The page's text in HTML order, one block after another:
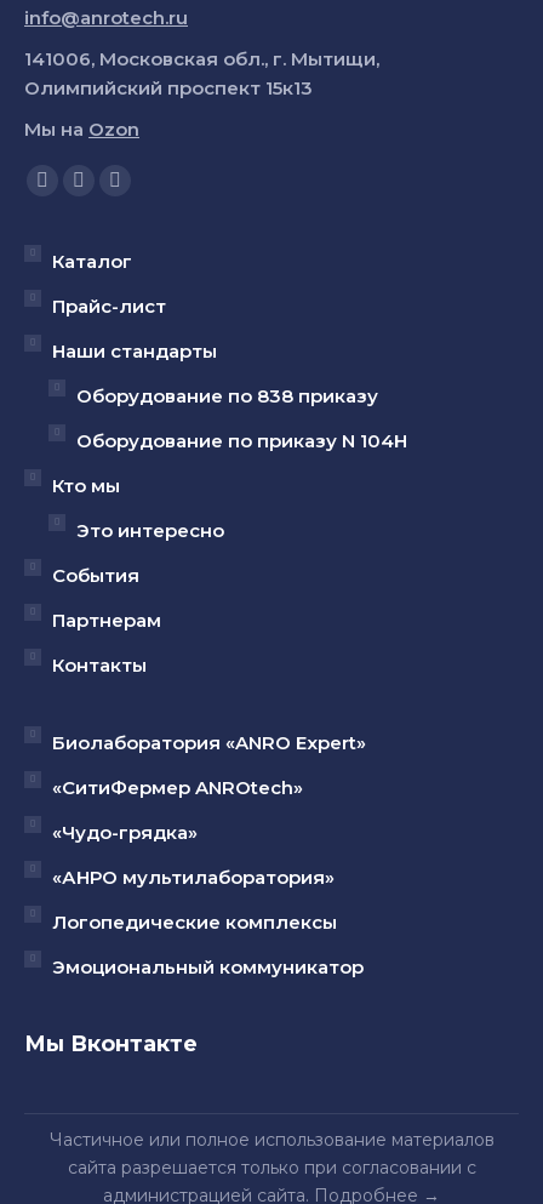
info@anrotech.ru
141006, Московская обл., г. Мытищи,
Олимпийский проспект 15к13
Мы на Ozon
Ищите нас:
Страница
открывается
новом
окне
Страница
открывается
новом
окне
Страница
открывается
новом
окне
Каталог
Прайс-лист
Наши стандарты
Оборудование по 838 приказу
Оборудование по приказу N 104Н
Кто мы
Это интересно
События
Партнерам
Контакты
Биолаборатория «ANRO Expert»
«СитиФермер ANROtech»
«Чудо-грядка»
«АНРО мультилаборатория»
Логопедические комплексы
Эмоциональный коммуникатор
Мы Вконтакте
Частичное или полное использование материалов
сайта разрешается только при согласовании с
администрацией сайта. Подробнее →